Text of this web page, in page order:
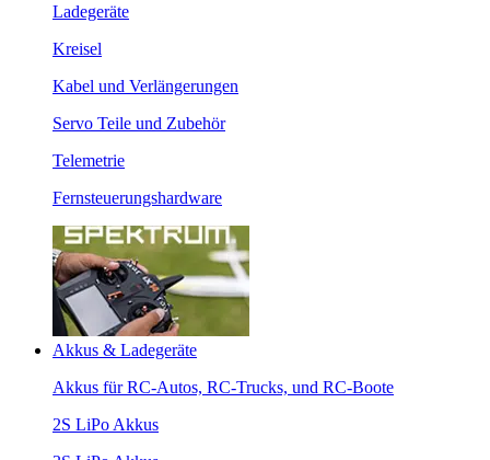
Ladegeräte
Kreisel
Kabel und Verlängerungen
Servo Teile und Zubehör
Telemetrie
Fernsteuerungshardware
Akkus & Ladegeräte
Akkus für RC-Autos, RC-Trucks, und RC-Boote
2S LiPo Akkus